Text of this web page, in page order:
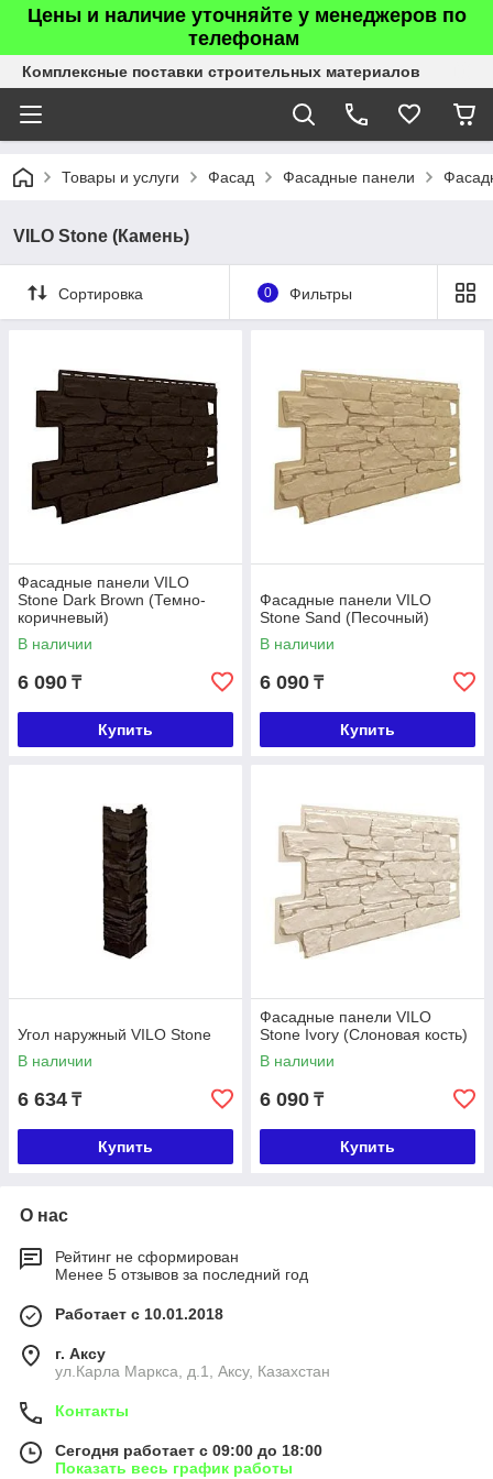
Цены и наличие уточняйте у менеджеров по
телефонам
Комплексные поставки строительных материалов
Товары и услуги Фасад Фасадные панели
VILO Stone (Камень)
Сортировка 0 Фильтры
Фасадные панели VILO
Stone Dark Brown (Темно-
коричневый)
В наличии
6 090 ₸
Купить
Фасадные панели VILO
Stone Sand (Песочный)
В наличии
6 090 ₸
Купить
Угол наружный VILO Stone
В наличии
6 634 ₸
Купить
Фасадные панели VILO
Stone Ivory (Слоновая кость)
В наличии
6 090 ₸
Купить
О нас
Рейтинг не сформирован
Менее 5 отзывов за последний год
Работает с 10.01.2018
г. Аксу
ул.Карла Маркса, д.1, Аксу, Казахстан
Контакты
Сегодня работает с 09:00 до 18:00
Показать весь график работы